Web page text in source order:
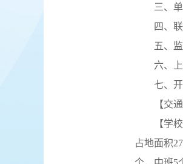
三、
四、
五、
六、
七、
【交
【学
占地面积